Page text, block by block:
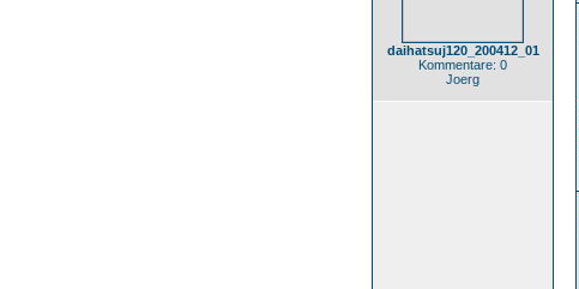
daihatsuj120_200412_01
Kommentare: 0
Joerg